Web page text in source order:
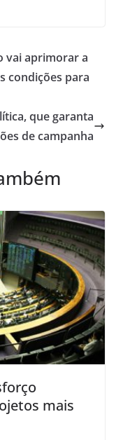
vai aprimorar a
condições para
que garanta
de campanha
mais